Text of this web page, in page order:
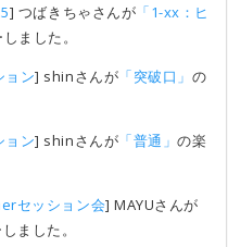
] つばきちゃさんが 「1-xx：ヒ
ました。
ョン] shinさんが 「突破口」 の
ョン] shinさんが 「普通」の楽
セッション会] MAYUさんが
ました。